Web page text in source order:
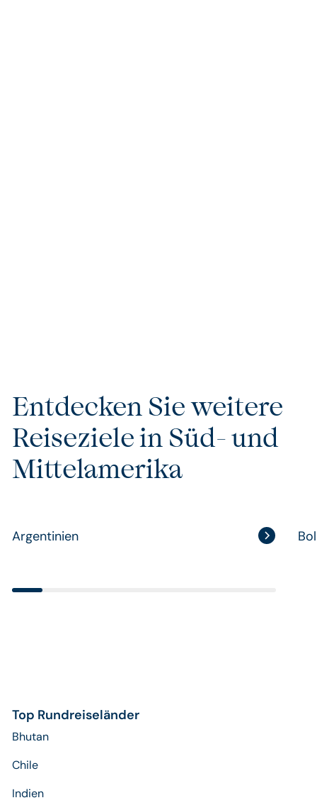
Entdecken Sie weitere
Reiseziele in Süd- und
Mittelamerika
Argentinien
Top Rundreiseländer
Bhutan
Chile
Indien